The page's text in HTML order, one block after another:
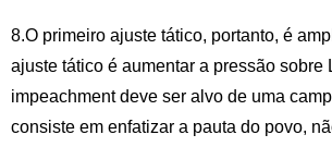
8.O primeiro ajuste tático, portanto, é
ajuste tático é aumentar a pressão
impeachment deve ser alvo de uma
consiste em enfatizar a pauta do povo,